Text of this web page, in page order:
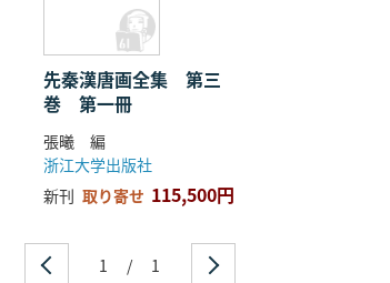
先秦漢唐画全集 第三
巻 第一冊
張曦 編
浙江大学出版社
新刊 取り寄せ 115,500円
1 / 1